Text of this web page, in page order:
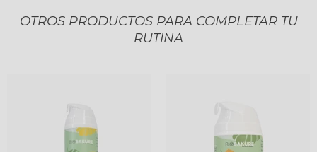
OTROS PRODUCTOS PARA COMPLETAR TU
RUTINA